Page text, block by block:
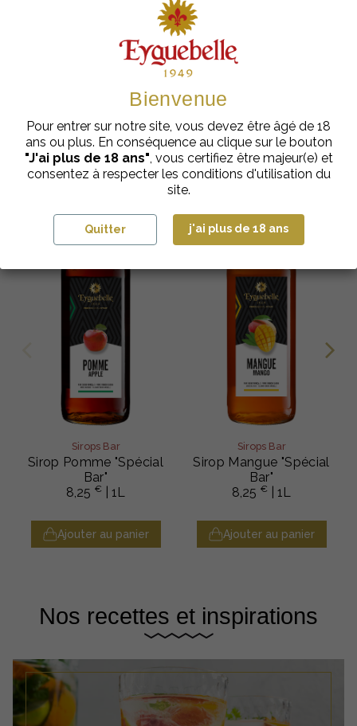
festives et élégantes.
Les clients achètent également
Sirops Bar
Sirop Pomme "Spécial
Bar"
8,25 € | 1L
Ajouter au panier
Sirops Bar
Sirop Mangue "Spécial
Bar"
8,25 € | 1L
Ajouter au panier
Nos recettes et inspirations
Bienvenue
Pour entrer sur notre site, vous devez être âgé de 18
ans ou plus. En conséquence au clique sur le bouton
"J'ai plus de 18 ans", vous certifiez être majeur(e) et
consentez à respecter les conditions d'utilisation du
site.
Quitter j'ai plus de 18 ans